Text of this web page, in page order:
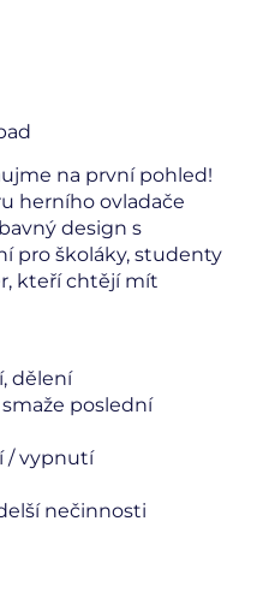
na první pohled!
herního ovladače
design s
pro školáky, studenty
kteří chtějí mít
dělení
smaže poslední
/ vypnutí
nečinnosti